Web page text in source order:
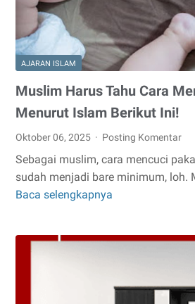
Makna
AJARAN ISLAM
Muslim Harus Tahu Cara
Menurut Islam Berikut Ini!
Oktober 06, 2025 Posting Komentar
Sebagai muslim, cara mencuci
sudah menjadi bare minimum, loh.
Baca selengkapnya
Tahu
Pakaian